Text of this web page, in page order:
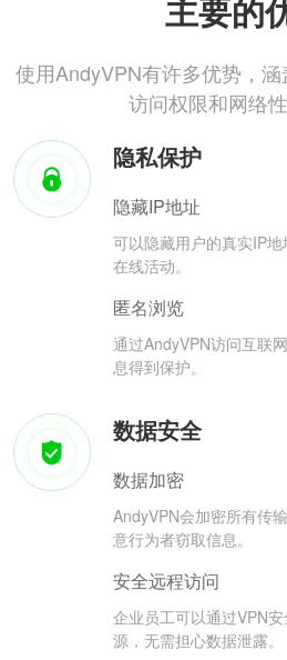
主要的
使用AndyVPN有许多优势，涵
访问权限和网络
隐私保护
隐藏IP地址
可以隐藏用户的真实IP
在线活动。
匿名浏览
通过AndyVPN访问互联
息得到保护。
数据安全
数据加密
AndyVPN会加密所有传
意行为者窃取信息。
安全远程访问
企业员工可以通过VPN
源，无需担心数据泄露。